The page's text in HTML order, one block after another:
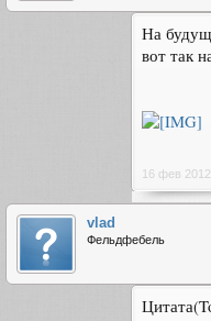
На
вот так
16 фев 2012
vlad
Фельдфебель